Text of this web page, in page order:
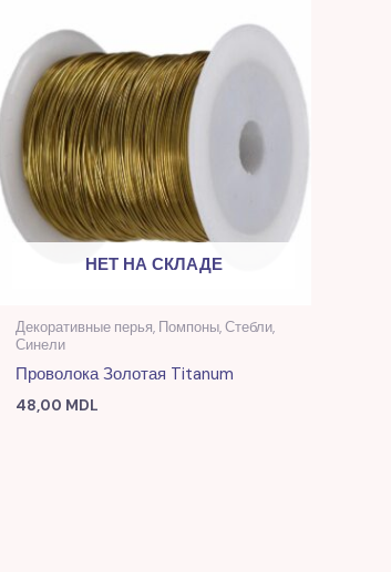
НЕТ НА СКЛАДЕ
Декоративные перья, Помпоны, Стебли,
Синели
Проволока Золотая Titanum
48,00 MDL